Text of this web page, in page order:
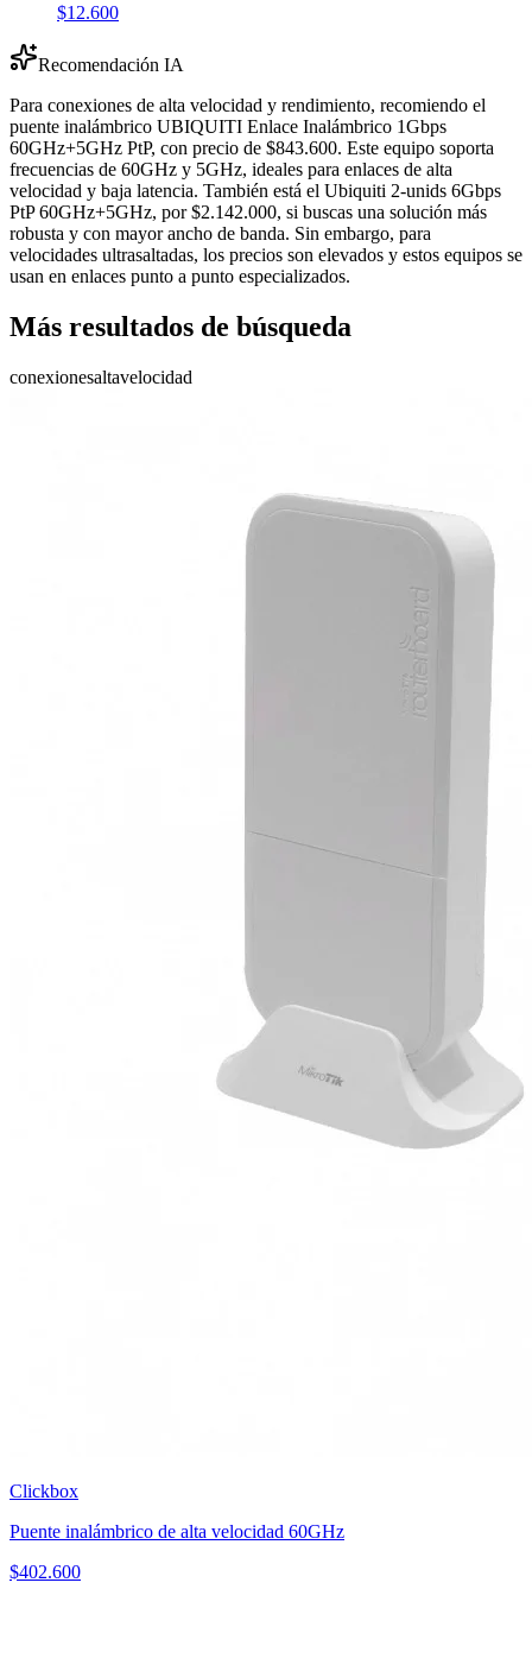
$12.600
Recomendación IA
Para conexiones de alta velocidad y rendimiento, recomiendo el
puente inalámbrico UBIQUITI Enlace Inalámbrico 1Gbps
60GHz+5GHz PtP, con precio de $843.600. Este equipo soporta
frecuencias de 60GHz y 5GHz, ideales para enlaces de alta
velocidad y baja latencia. También está el Ubiquiti 2-unids 6Gbps
PtP 60GHz+5GHz, por $2.142.000, si buscas una solución más
robusta y con mayor ancho de banda. Sin embargo, para
velocidades ultrasaltadas, los precios son elevados y estos equipos se
usan en enlaces punto a punto especializados.
Más resultados de búsqueda
conexionesaltavelocidad
Clickbox
Puente inalámbrico de alta velocidad 60GHz
$402.600